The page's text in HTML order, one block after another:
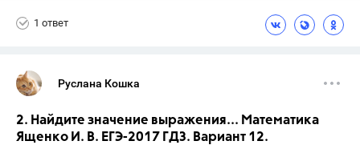
1 ответ
Руслана Кошка
2. Найдите значение выражения... Математика
Ященко И. В. ЕГЭ-2017 ГДЗ. Вариант 12.